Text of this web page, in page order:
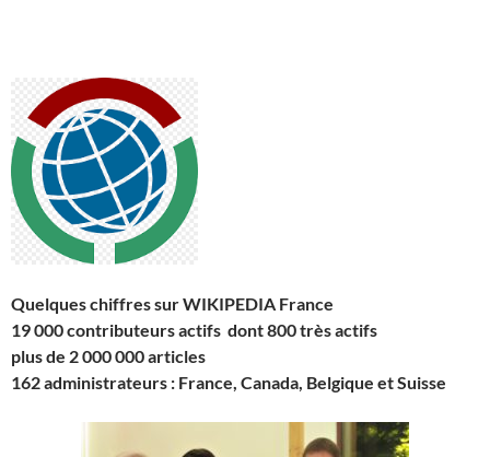
Quelques chiffres sur WIKIPEDIA France
19 000 contributeurs actifs dont 800 très actifs
plus de 2 000 000 articles
162 administrateurs : France, Canada, Belgique et Suisse